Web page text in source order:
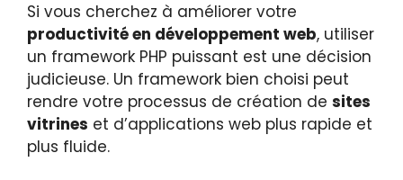
Si vous cherchez à améliorer votre
productivité en développement web, utiliser
un framework PHP puissant est une décision
judicieuse. Un framework bien choisi peut
rendre votre processus de création de sites
vitrines et d’applications web plus rapide et
plus fluide.